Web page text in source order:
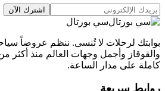
اشترك الآن
سي بورتال
بوابتك لرحلات لا تُنسى. ننظم عروضاً
كاملة على مدار الساعة.
روابط سريعة